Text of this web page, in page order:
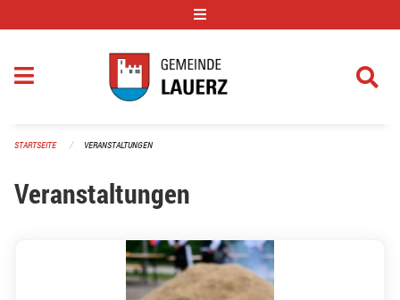
STARTSEITE VERANSTALTUNGEN
Veranstaltungen